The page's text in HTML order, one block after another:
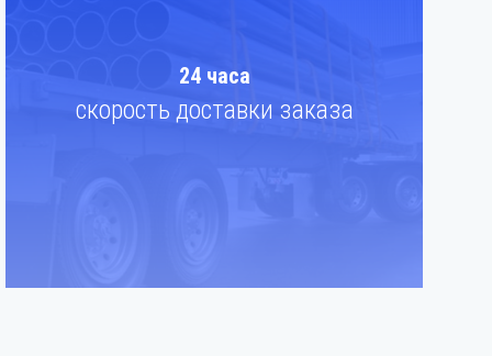
24 часа
скорость доставки заказа